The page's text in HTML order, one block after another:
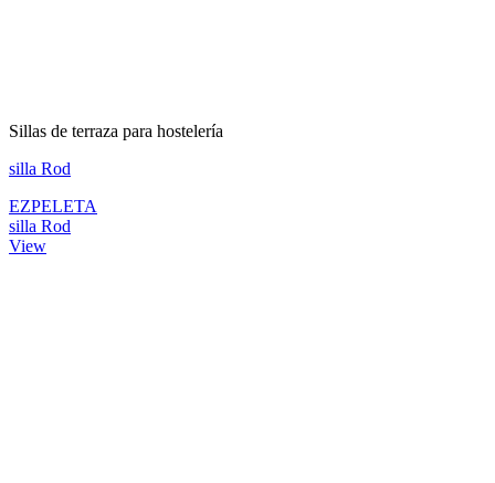
Sillas de terraza para hostelería
silla Rod
EZPELETA
silla Rod
View